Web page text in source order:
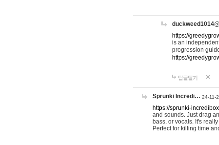
https://
is an
progression
https://
답글달기
Sprunki Incredi… 24-11-
https://sprunki-
and sounds. Just drag
bass, or vocals. It's
Perfect for killing time